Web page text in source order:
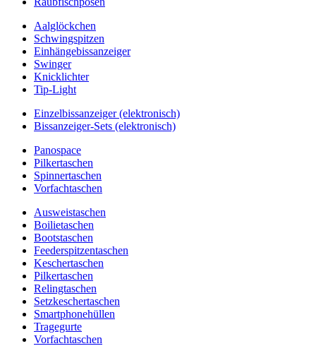
Aalglöckchen
Schwingspitzen
Einhängebissanzeiger
Swinger
Knicklichter
Tip-Light
Einzelbissanzeiger (elektronisch)
Bissanzeiger-Sets (elektronisch)
Panospace
Pilkertaschen
Spinnertaschen
Vorfachtaschen
Ausweistaschen
Boilietaschen
Bootstaschen
Feederspitzentaschen
Keschertaschen
Pilkertaschen
Relingtaschen
Setzkeschertaschen
Smartphonehüllen
Tragegurte
Vorfachtaschen